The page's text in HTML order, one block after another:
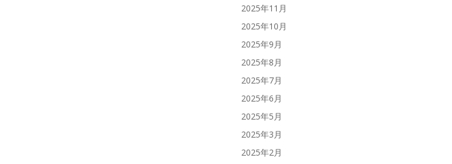
2025年11月
2025年10月
2025年9月
2025年8月
2025年7月
2025年6月
2025年5月
2025年3月
2025年2月